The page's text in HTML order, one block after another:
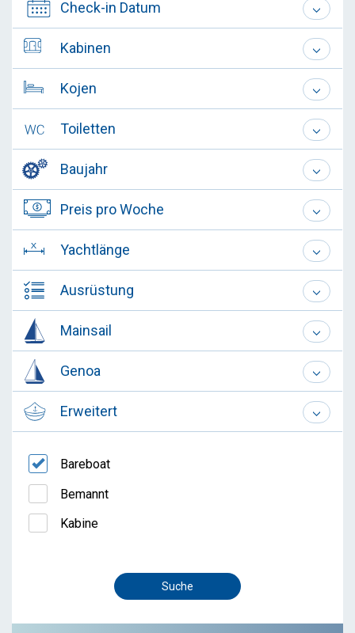
Check-in Datum
Kabinen
Kojen
Toiletten
Baujahr
Preis pro Woche
Yachtlänge
Ausrüstung
Mainsail
Genoa
Erweitert
Bareboat
Bemannt
Kabine